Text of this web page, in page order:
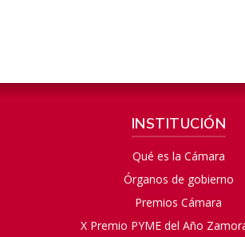
INSTITUCIÓN
Qué es la Cámara
Órganos de gobierno
Premios Cámara
X Premio PYME del Año